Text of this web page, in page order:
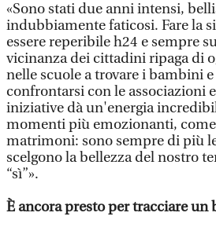
«Sono stati due anni intensi,
indubbiamente faticosi. Fare la
essere reperibile h24 e sempre
vicinanza dei cittadini ripaga di
nelle scuole a trovare i bambini
confrontarsi con le associazioni
iniziative dà un'energia
momenti più emozionanti,
matrimoni: sono sempre di più
scelgono la bellezza del nostro
“sì”».
È ancora presto per tracciare un